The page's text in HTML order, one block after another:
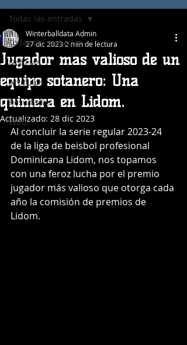
Todas las entradas
Noticias
Articulos
Resultados
WBC
Todas las entradas
Jugador más valioso de un
equipo sotanero: Una
quimera en Lidom.
Winterballdata Admin
27 dic 20232 min de lectura
Actualizado: 28 dic 2023
Al concluir la serie regular 2023-24
de la liga de beisbol profesional
Dominicana Lidom, nos topamos
con una feroz lucha por el premio
jugador más valioso que otorga cada
año la comisión de premios de
Lidom.